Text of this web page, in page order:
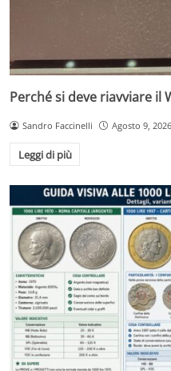
Perché si deve riavviare il
Sandro Faccinelli Agosto 9, 2026
Leggi di più